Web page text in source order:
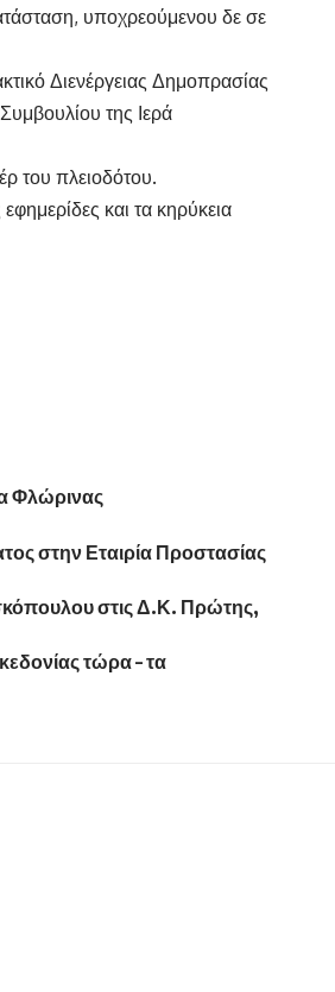
υποχρεούμενου δε σε
Διενέργειας Δημοπρασίας
της Ιερά
του πλειοδότου.
και τα κηρύκεια
Φλώρινας
στην Εταιρία Προστασίας
στις Δ.Κ. Πρώτης,
τώρα – τα